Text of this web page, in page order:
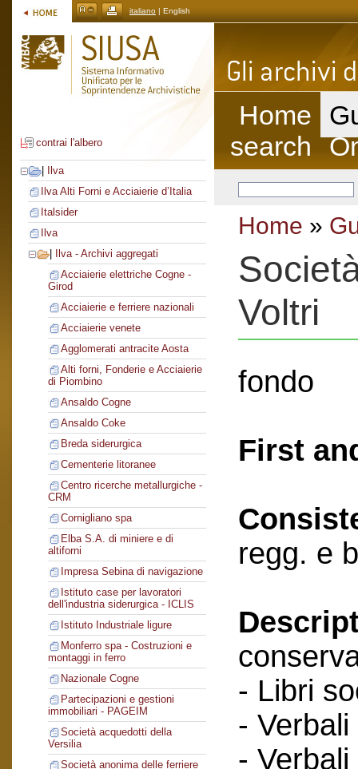
italiano | English
contrai l'albero
Ilva
Ilva Alti Forni e Acciaierie d’Italia
Italsider
Ilva
Ilva - Archivi aggregati
Acciaierie elettriche Cogne -
Girod
Acciaierie e ferriere nazionali
Acciaierie venete
Agglomerati antracite Aosta
Alti forni, Fonderie e Acciaierie
di Piombino
Ansaldo Cogne
Ansaldo Coke
Breda siderurgica
Cementerie litoranee
Centro ricerche metallurgiche -
CRM
Cornigliano spa
Elba S.A. di miniere e di
altiforni
Impresa Sebina di navigazione
Istituto case per lavoratori
dell'industria siderurgica - ICLIS
Istituto Industriale ligure
Monferro spa - Costruzioni e
montaggi in ferro
Nazionale Cogne
Partecipazioni e gestioni
immobiliari - PAGEIM
Società acquedotti della
Versilia
Società anonima delle ferriere
Home
search
Home »
Voltri
fondo
First
regg. e
- Libri
-
-